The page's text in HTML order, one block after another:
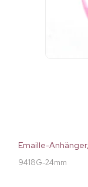
Emaille-
9418G-24mm